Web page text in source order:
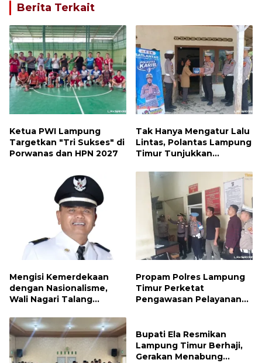
Berita Terkait
Ketua PWI Lampung
Targetkan "Tri Sukses" di
Porwanas dan HPN 2027
Tak Hanya Mengatur Lalu
Lintas, Polantas Lampung
Timur Tunjukkan
Mengisi Kemerdekaan
dengan Nasionalisme,
Wali Nagari Talang
Bendera Merah Putih
Sepanjang Agustus
Propam Polres Lampung
Timur Perketat
Pengawasan Pelayanan
Penyimpangan
Bupati Ela Resmikan
Lampung Timur Berhaji,
Gerakan Menabung